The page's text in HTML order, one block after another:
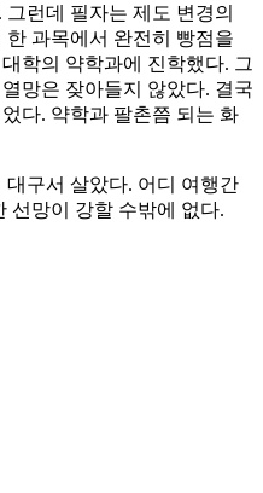
런데 필자는 제도 변경의
과목에서 완전히 빵점을
학의 약학과에 진학했다. 그
망은 잦아들지 않았다. 결국
다. 약학과 팔촌쯤 되는 화
대구서 살았다. 어디 여행간
선망이 강할 수밖에 없다.